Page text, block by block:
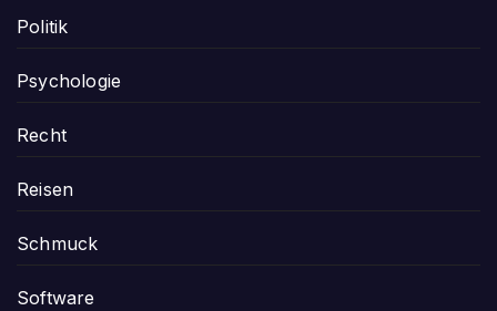
Politik
Psychologie
Recht
Reisen
Schmuck
Software